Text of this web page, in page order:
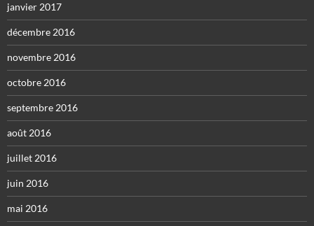
janvier 2017
décembre 2016
novembre 2016
octobre 2016
septembre 2016
août 2016
juillet 2016
juin 2016
mai 2016